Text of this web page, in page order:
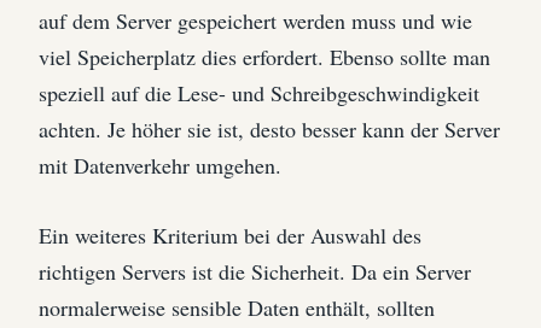
auf dem Server gespeichert werden muss und wie
viel Speicherplatz dies erfordert. Ebenso sollte man
speziell auf die Lese- und Schreibgeschwindigkeit
achten. Je höher sie ist, desto besser kann der Server
mit Datenverkehr umgehen.
Ein weiteres Kriterium bei der Auswahl des
richtigen Servers ist die Sicherheit. Da ein Server
normalerweise sensible Daten enthält, sollten